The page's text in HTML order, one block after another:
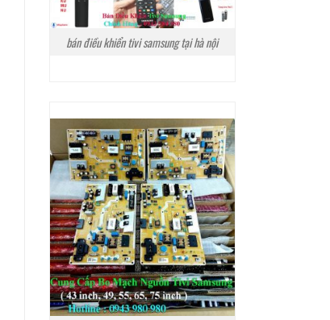
bán điều khiển tivi samsung tại hà nội